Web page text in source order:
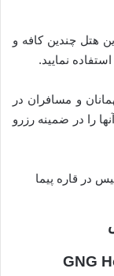
هتل چندین کافه و
نمایید.
مهمانان و مسافران در
را در ضمینه رزرو